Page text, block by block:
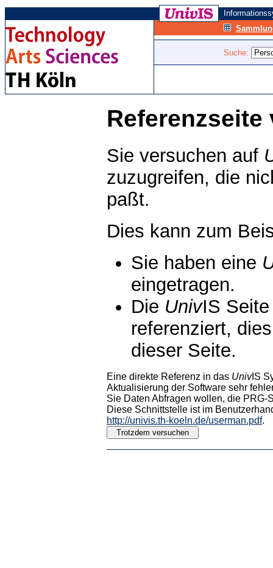
Suche:
Referenzseite
Sie versuchen auf
zuzugreifen, die
paßt.
Dies kann zum
Sie haben eine
eingetragen.
Die UnivIS
referenziert,
dieser Seite.
Eine direkte Referenz in das UnivIS
Aktualisierung der Software sehr
Sie Daten Abfragen wollen, die PRG-
Diese Schnittstelle ist im
http://univis.th-koeln.de/userman.pdf.